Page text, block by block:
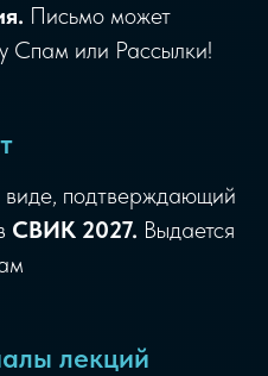
Письмо может
Спам или Рассылки!
виде, подтверждающий
СВИК 2027. Выдается
лекций